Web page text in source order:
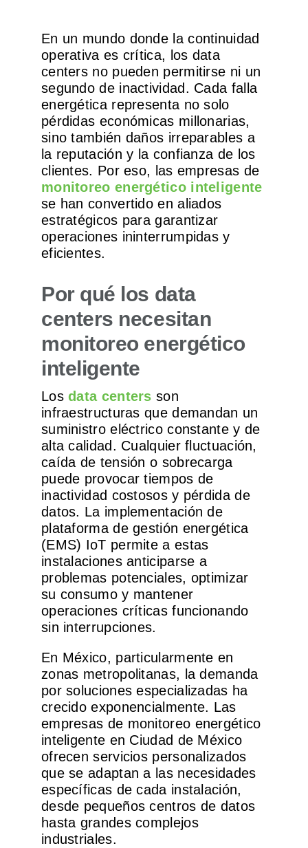
En un mundo donde la continuidad
operativa es crítica, los data
centers no pueden permitirse ni un
segundo de inactividad. Cada falla
energética representa no solo
pérdidas económicas millonarias,
sino también daños irreparables a
la reputación y la confianza de los
clientes. Por eso, las empresas de
monitoreo energético inteligente
se han convertido en aliados
estratégicos para garantizar
operaciones ininterrumpidas y
eficientes.
Por qué los data
centers necesitan
monitoreo energético
inteligente
Losdata centers son
infraestructuras que demandan un
suministro eléctrico constante y de
alta calidad. Cualquier fluctuación,
caída de tensión o sobrecarga
puede provocar tiempos de
inactividad costosos y pérdida de
datos. La implementación de
plataforma de gestión energética
(EMS) IoT permite a estas
instalaciones anticiparse a
problemas potenciales, optimizar
su consumo y mantener
operaciones críticas funcionando
sin interrupciones.
En México, particularmente en
zonas metropolitanas, la demanda
por soluciones especializadas ha
crecido exponencialmente. Las
empresas de monitoreo energético
inteligente en Ciudad de México
ofrecen servicios personalizados
que se adaptan a las necesidades
específicas de cada instalación,
desde pequeños centros de datos
hasta grandes complejos
industriales.